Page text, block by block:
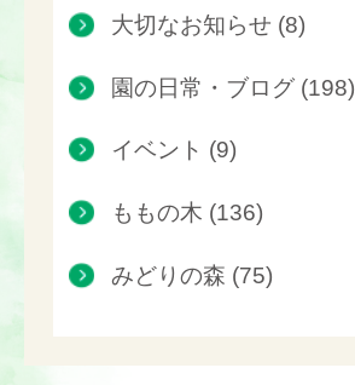
大切なお知らせ (8)
園の日常・ブログ (198)
イベント (9)
ももの木 (136)
みどりの森 (75)